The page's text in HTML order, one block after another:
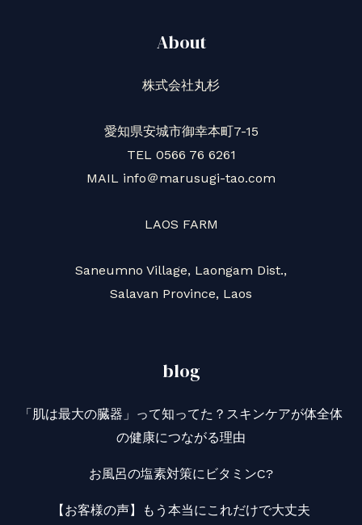
About
株式会社丸杉
愛知県安城市御幸本町7-15
TEL 0566 76 6261
MAIL info＠marusugi-tao.com
LAOS FARM
Saneumno Village, Laongam Dist.,
Salavan Province, Laos
blog
「肌は最大の臓器」って知ってた？スキンケアが体全体
の健康につながる理由
お風呂の塩素対策にビタミンC?
【お客様の声】もう本当にこれだけで大丈夫